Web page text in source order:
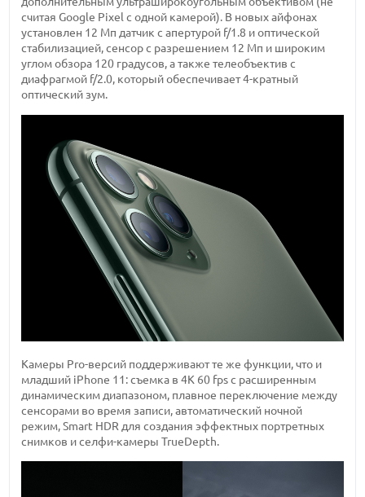
считая Google Pixel с одной камерой). В новых айфонах
установлен 12 Мп датчик с апертурой f/1.8 и оптической
стабилизацией, сенсор с разрешением 12 Мп и широким
углом обзора 120 градусов, а также телеобъектив с
диафрагмой f/2.0, который обеспечивает 4-кратный
оптический зум.
Камеры Pro-версий поддерживают те же функции, что и
младший iPhone 11: съемка в 4К 60 fps с расширенным
динамическим диапазоном, плавное переключение между
сенсорами во время записи, автоматический ночной
режим, Smart HDR для создания эффектных портретных
снимков и селфи-камеры TrueDepth.